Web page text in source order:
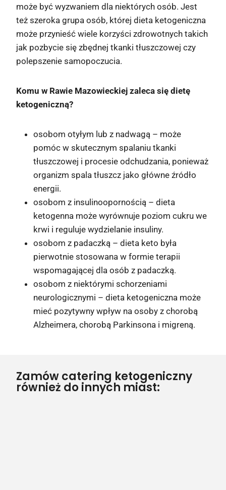
może być wyzwaniem dla niektórych osób. Jest
też szeroka grupa osób, której dieta ketogeniczna
może przynieść wiele korzyści zdrowotnych takich
jak pozbycie się zbędnej tkanki tłuszczowej czy
polepszenie samopoczucia.
Komu w Rawie Mazowieckiej zaleca się dietę
ketogeniczną?
osobom otyłym lub z nadwagą – może
pomóc w skutecznym spalaniu tkanki
tłuszczowej i procesie odchudzania, ponieważ
organizm spala tłuszcz jako główne źródło
energii.
osobom z insulinoopornością – dieta
ketogenna może wyrównuje poziom cukru we
krwi i reguluje wydzielanie insuliny.
osobom z padaczką – dieta keto była
pierwotnie stosowana w formie terapii
wspomagającej dla osób z padaczką.
osobom z niektórymi schorzeniami
neurologicznymi – dieta ketogeniczna może
mieć pozytywny wpływ na osoby z chorobą
Alzheimera, chorobą Parkinsona i migreną.
Zamów catering ketogeniczny
również do innych miast: